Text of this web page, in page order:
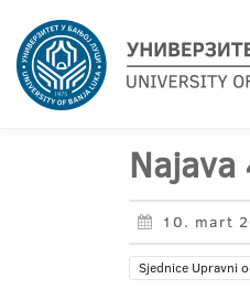
10. mart
Sjednice Upravni